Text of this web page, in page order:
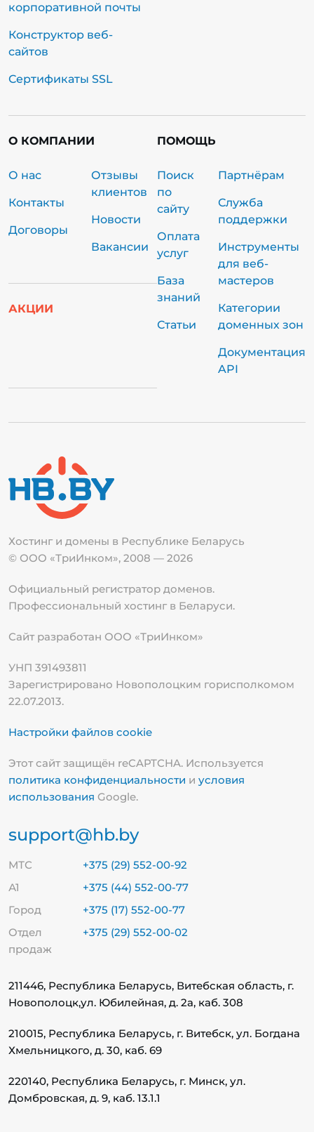
корпоративной почты
Конструктор веб-
сайтов
Сертификаты SSL
О КОМПАНИИ
О нас
Контакты
Договоры
Отзывы
клиентов
Новости
Вакансии
АКЦИИ
ПОМОЩЬ
Поиск
по
сайту
Оплата
услуг
База
знаний
Статьи
Партнёрам
Служба
поддержки
Инструменты
для веб-
мастеров
Категории
доменных зон
Документация
API
Хостинг и домены в Республике Беларусь
© ООО «ТриИнком», 2008 — 2026
Официальный регистратор доменов.
Профессиональный хостинг в Беларуси.
Сайт разработан ООО «ТриИнком»
УНП 391493811
Зарегистрировано Новополоцким горисполкомом
22.07.2013.
Настройки файлов cookie
Этот сайт защищён reCAPTCHA. Используется
политика конфиденциальности и условия
использования Google.
support@hb.by
МТС
+375 (29) 552-00-92
А1
+375 (44) 552-00-77
Город
+375 (17) 552-00-77
Отдел
продаж
+375 (29) 552-00-02
211446, Республика Беларусь, Витебская область, г.
Новополоцк,ул. Юбилейная, д. 2а, каб. 308
210015, Республика Беларусь, г. Витебск, ул. Богдана
Хмельницкого, д. 30, каб. 69
220140, Республика Беларусь, г. Минск, ул.
Домбровская, д. 9, каб. 13.1.1